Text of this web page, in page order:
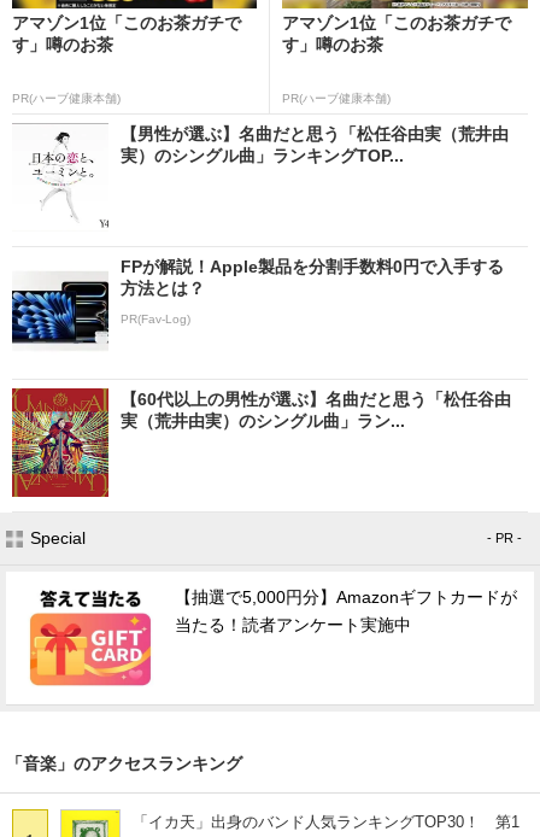
アマゾン1位「このお茶ガチで
す」噂のお茶
PR(ハーブ健康本舗)
アマゾン1位「このお茶ガチで
す」噂のお茶
PR(ハーブ健康本舗)
【男性が選ぶ】名曲だと思う「松任谷由実（荒井由
実）のシングル曲」ランキングTOP...
FPが解説！Apple製品を分割手数料0円で入手する
方法とは？
PR(Fav-Log)
【60代以上の男性が選ぶ】名曲だと思う「松任谷由
実（荒井由実）のシングル曲」ラン...
Special - PR -
【抽選で5,000円分】Amazonギフトカードが
当たる！読者アンケート実施中
「音楽」のアクセスランキング
「イカ天」出身のバンド人気ランキングTOP30！ 第1